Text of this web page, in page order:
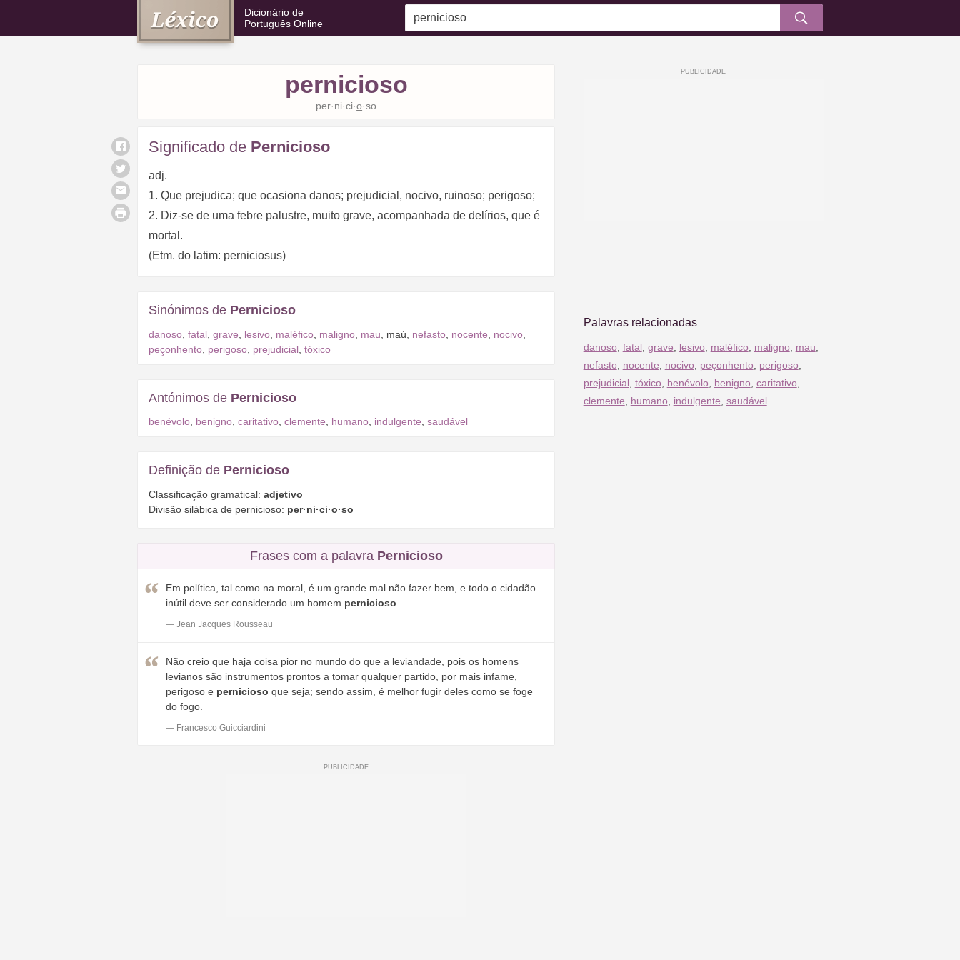
Dicionário de
Português Online
pernicioso
per·ni·ci·o·so
Significado de Pernicioso
adj.
1. Que prejudica; que ocasiona danos; prejudicial, nocivo, ruinoso; perigoso;
2. Diz-se de uma febre palustre, muito grave, acompanhada de delírios, que é
mortal.
(Etm. do latim: perniciosus)
Sinónimos de Pernicioso
danoso fatal grave lesivo maléfico maligno mau maú nefasto nocente nocivo
peçonhento perigoso prejudicial tóxico
Antónimos de Pernicioso
benévolo, benigno, caritativo, clemente, humano, indulgente, saudável
Definição de Pernicioso
Classificação gramatical: adjetivo
Divisão silábica de pernicioso: per·ni·ci·o·so
Frases com a palavra Pernicioso
Em política, tal como na moral, é um grande mal não fazer bem, e todo o cidadão
inútil deve ser considerado um homem pernicioso
— Jean Jacques Rousseau
Não creio que haja coisa pior no mundo do que a leviandade, pois os homens
levianos são instrumentos prontos a tomar qualquer partido, por mais infame,
perigoso e pernicioso que seja; sendo assim, é melhor fugir deles como se foge
do fogo.
— Francesco Guicciardini
Palavras relacionadas
danoso, fatal, grave lesivo, maléfico, maligno, mau
nefasto, nocente nocivo, peçonhento, perigoso,
prejudicial, tóxico, benévolo, benigno, caritativo,
clemente
humano, indulgente saudável